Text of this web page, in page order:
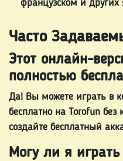
французском и других
Часто
Этот онлайн-
полностью
Да! Вы можете играть в
бесплатнона Torofun без
создайте бесплатный
Могу ли я